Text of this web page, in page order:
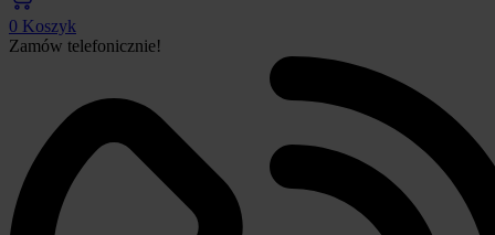
0 Koszyk
Zamów telefonicznie!